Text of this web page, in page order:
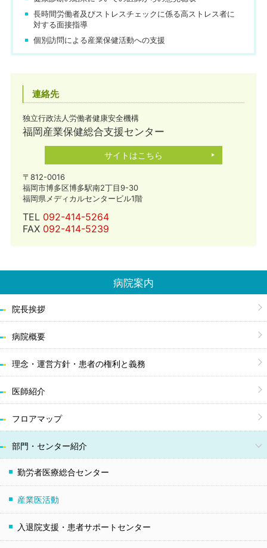
長時間労働者及びストレスチェックに係る高ストレス者に
対する面接指導
個別訪問による産業保健活動への支援
連絡先
独立行政法人労働者健康安全機構
福岡産業保健総合支援センター
サイトはこちら
〒812-0016
福岡市博多区博多駅南2丁目9-30
福岡県メディカルセンタービル1階
TEL 092-414-5264
FAX 092-414-5239
病院案内
院長挨拶
病院概要
理念・運営方針・ 患者の権利と義務
医師紹介
フロアマップ
部門・センター紹介
勤労者医療総合センター
産業医活動
入退院支援・患者サポートセンター